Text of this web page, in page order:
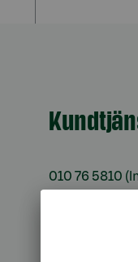
010 76 5810